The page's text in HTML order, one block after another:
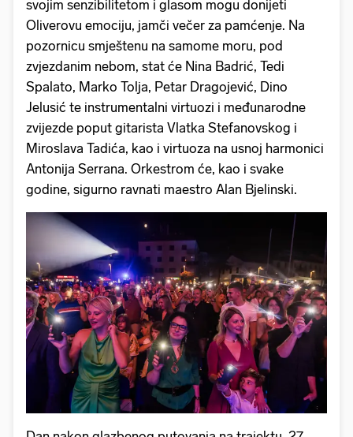
svojim senzibilitetom i glasom mogu donijeti
Oliverovu emociju, jamči večer za pamćenje. Na
pozornicu smještenu na samome moru, pod
zvjezdanim nebom, stat će Nina Badrić, Tedi
Spalato, Marko Tolja, Petar Dragojević, Dino
Jelusić te instrumentalni virtuozi i međunarodne
zvijezde poput gitarista Vlatka Stefanovskog i
Miroslava Tadića, kao i virtuoza na usnoj harmonici
Antonija Serrana. Orkestrom će, kao i svake
godine, sigurno ravnati maestro Alan Bjelinski.